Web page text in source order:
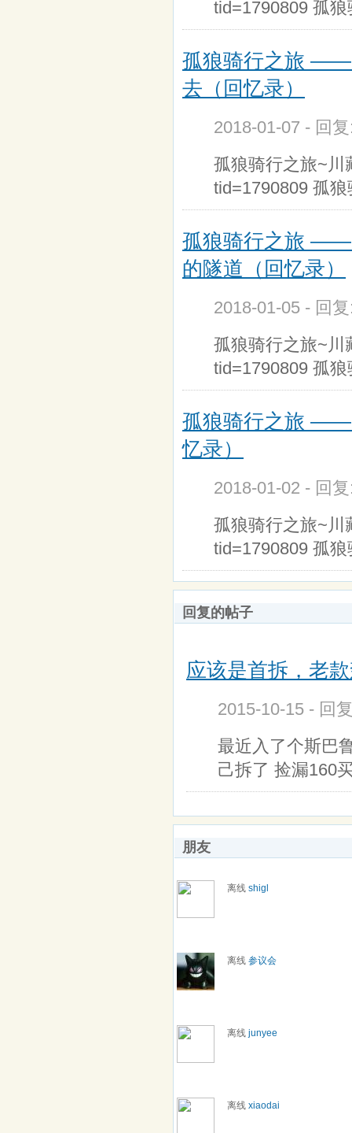
tid=1790809 孤
孤狼骑行之旅 ——
去（回忆录）
2018-01-07 - 回
孤狼骑行之旅~川
tid=1790809 孤
孤狼骑行之旅 ——
的隧道（回忆录）
2018-01-05 - 回
孤狼骑行之旅~川
tid=1790809 孤
孤狼骑行之旅 ——
忆录）
2018-01-02 - 回
孤狼骑行之旅~川
tid=1790809 孤
回复的帖子
应该是首拆，老
2015-10-15 - 回
最近入了个斯巴
己拆了 捡漏160
朋友
离线 shigl
离线 参议会
离线 junyee
离线 xiaodai